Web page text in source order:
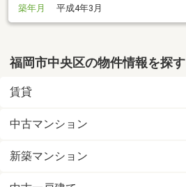
築年月
平成4年3月
福岡市中央区の物件情報を探す
賃貸
中古マンション
新築マンション